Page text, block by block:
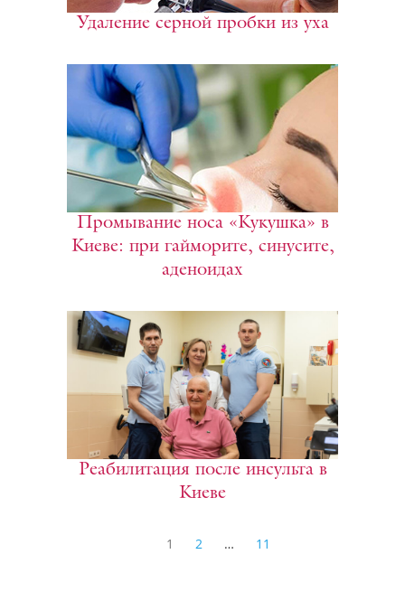
Удаление серной пробки из уха
Промывание носа «Кукушка» в
Киеве: при гайморите, синусите,
аденоидах
Реабилитация после инсульта в
Киеве
1 2 … 11